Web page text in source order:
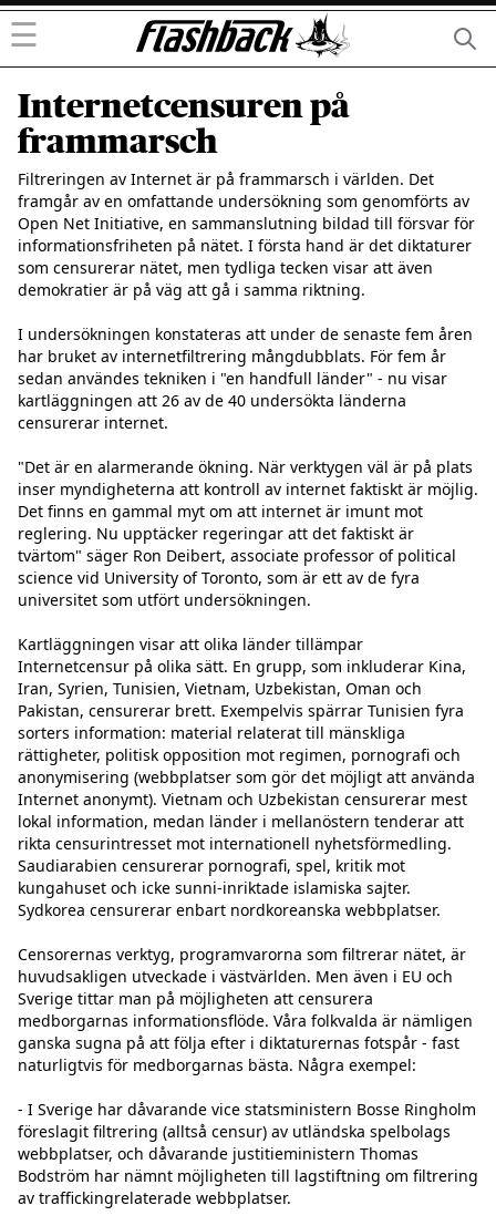
☰
Internetcensuren på
frammarsch
Filtreringen av Internet är på frammarsch i världen. Det
framgår av en omfattande undersökning som genomförts av
Open Net Initiative, en sammanslutning bildad till försvar för
informationsfriheten på nätet. I första hand är det diktaturer
som censurerar nätet, men tydliga tecken visar att även
demokratier är på väg att gå i samma riktning.
I undersökningen konstateras att under de senaste fem åren
har bruket av internetfiltrering mångdubblats. För fem år
sedan användes tekniken i "en handfull länder" - nu visar
kartläggningen att 26 av de 40 undersökta länderna
censurerar internet.
"Det är en alarmerande ökning. När verktygen väl är på plats
inser myndigheterna att kontroll av internet faktiskt är möjlig.
Det finns en gammal myt om att internet är imunt mot
reglering. Nu upptäcker regeringar att det faktiskt är
tvärtom" säger Ron Deibert, associate professor of political
science vid University of Toronto, som är ett av de fyra
universitet som utfört undersökningen.
Kartläggningen visar att olika länder tillämpar
Internetcensur på olika sätt. En grupp, som inkluderar Kina,
Iran, Syrien, Tunisien, Vietnam, Uzbekistan, Oman och
Pakistan, censurerar brett. Exempelvis spärrar Tunisien fyra
sorters information: material relaterat till mänskliga
rättigheter, politisk opposition mot regimen, pornografi och
anonymisering (webbplatser som gör det möjligt att använda
Internet anonymt). Vietnam och Uzbekistan censurerar mest
lokal information, medan länder i mellanöstern tenderar att
rikta censurintresset mot internationell nyhetsförmedling.
Saudiarabien censurerar pornografi, spel, kritik mot
kungahuset och icke sunni-inriktade islamiska sajter.
Sydkorea censurerar enbart nordkoreanska webbplatser.
Censorernas verktyg, programvarorna som filtrerar nätet, är
huvudsakligen utveckade i västvärlden. Men även i EU och
Sverige tittar man på möjligheten att censurera
medborgarnas informationsflöde. Våra folkvalda är nämligen
ganska sugna på att följa efter i diktaturernas fotspår - fast
naturligtvis för medborgarnas bästa. Några exempel:
- I Sverige har dåvarande vice statsministern Bosse Ringholm
föreslagit filtrering (alltså censur) av utländska spelbolags
webbplatser, och dåvarande justitieministern Thomas
Bodström har nämnt möjligheten till lagstiftning om filtrering
av traffickingrelaterade webbplatser.